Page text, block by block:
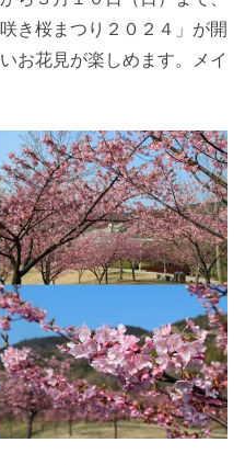
き桜まつり２０２４」が開
お花見が楽しめます。メイ